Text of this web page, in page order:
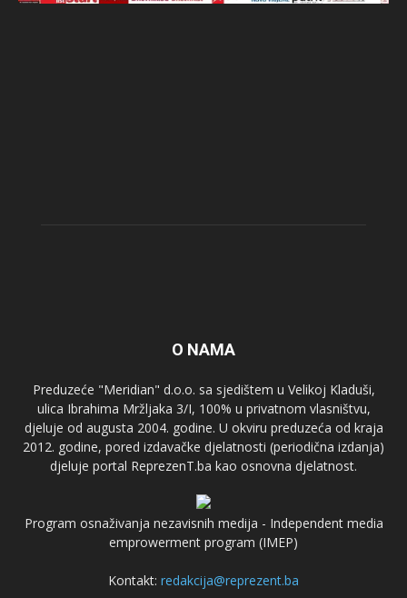
O NAMA
Preduzeće "Meridian" d.o.o. sa sjedištem u Velikoj Kladuši,
ulica Ibrahima Mržljaka 3/I, 100% u privatnom vlasništvu,
djeluje od augusta 2004. godine. U okviru preduzeća od kraja
2012. godine, pored izdavačke djelatnosti (periodična izdanja)
djeluje portal ReprezenT.ba kao osnovna djelatnost.
Program osnaživanja nezavisnih medija - Independent media
emprowerment program (IMEP)
Kontakt: redakcija@reprezent.ba